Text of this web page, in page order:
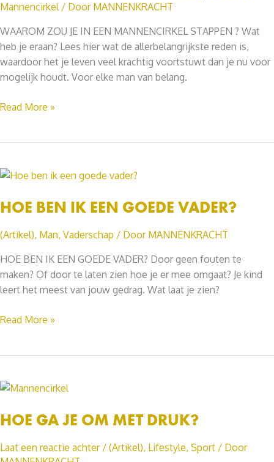
Mannencirkel/ Door MANNENKRACHT
WAAROM ZOU JE IN EEN MANNENCIRKEL STAPPEN ? Wat
heb je eraan? Lees hier wat de allerbelangrijkste reden is,
waardoor het je leven veel krachtig voortstuwt dan je nu voor
mogelijk houdt. Voor elke man van belang.
De
in
een
te
stappen
Read More »
HOE BEN IK EEN GOEDE VADER?
(Artikel), Man, Vaderschap / Door MANNENKRACHT
HOE BEN IK EEN GOEDE VADER? Door geen fouten te
maken? Of door te laten zien hoe je er mee omgaat? Je kind
leert het meest van jouw gedrag. Wat laat je zien?
HOE
GOEDE
VADER?
Read More »
HOE GA JE OM MET DRUK?
Laat een reactie achter / (Artikel), Lifestyle, Sport / Door